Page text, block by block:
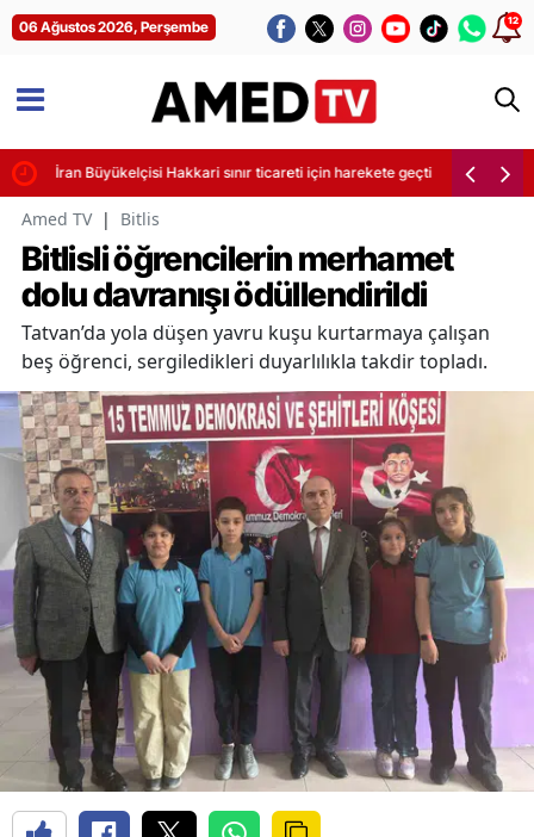
06 Ağustos 2026, Perşembe 12
İran Büyükelçisi Hakkari sınır ticareti için harekete geçti
Amed TV | Bitlis
Bitlisli öğrencilerin merhamet
dolu davranışı ödüllendirildi
Tatvan’da yola düşen yavru kuşu kurtarmaya çalışan
beş öğrenci, sergiledikleri duyarlılıkla takdir topladı.